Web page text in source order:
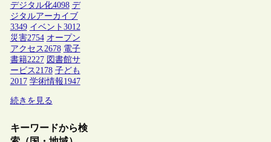
デジタル化4098 デ
ジタルアーカイブ
3349 イベント 3012
災害2754 オープン
アクセス2678 電子
書籍2227 図書館サ
ービス2178 子ども
2017 学術情報1947
続きを見る
キーワードから検